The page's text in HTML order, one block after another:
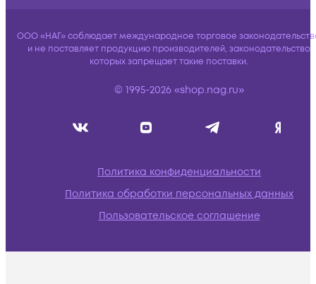
ООО «НАГ» соблюдает международное торговое
и не поставляет продукцию производителей, законодательство
которых запрещает такие поставки.
© 1995-2026 «shop.nag.ru»
Политика конфиденциальности
Политика обработки персональных данных
Пользовательское соглашение